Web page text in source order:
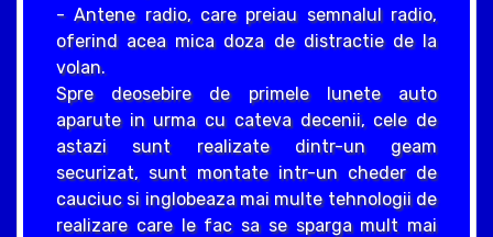
- Antene radio, care preiau semnalul radio,
oferind acea mica doza de distractie de la
volan.
Spre deosebire de primele lunete auto
aparute in urma cu cateva decenii, cele de
astazi sunt realizate dintr-un geam
securizat, sunt montate intr-un cheder de
cauciuc si inglobeaza mai multe tehnologii de
realizare care le fac sa se sparga mult mai